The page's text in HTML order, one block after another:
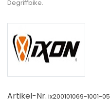
Degriffbike.
Artikel-Nr. ix200101069-1001-05